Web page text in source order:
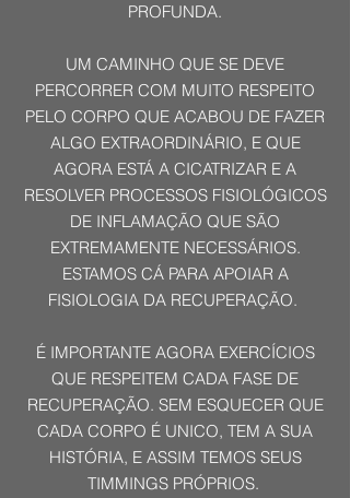
PROFUNDA.
UM CAMINHO QUE SE DEVE
PERCORRER COM MUITO RESPEITO
PELO CORPO QUE ACABOU DE FAZER
ALGO EXTRAORDINÁRIO, E QUE
AGORA ESTÁ A CICATRIZAR E A
RESOLVER PROCESSOS FISIOLÓGICOS
DE INFLAMAÇÃO QUE SÃO
EXTREMAMENTE NECESSÁRIOS.
ESTAMOS CÁ PARA APOIAR A
FISIOLOGIA DA RECUPERAÇÃO.
É IMPORTANTE AGORA EXERCÍCIOS
QUE RESPEITEM CADA FASE DE
RECUPERAÇÃO. SEM ESQUECER QUE
CADA CORPO É UNICO, TEM A SUA
HISTÓRIA, E ASSIM TEMOS SEUS
TIMMINGS PRÓPRIOS.